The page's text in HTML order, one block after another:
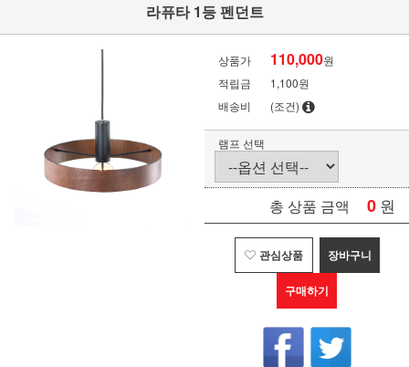
라퓨타 1등 펜던트
상품가 110,000원
적립금
1,100원
배송비
(조건)
램프 선택
총 상품 금액 0 원
관심상품 장바구니
구매하기